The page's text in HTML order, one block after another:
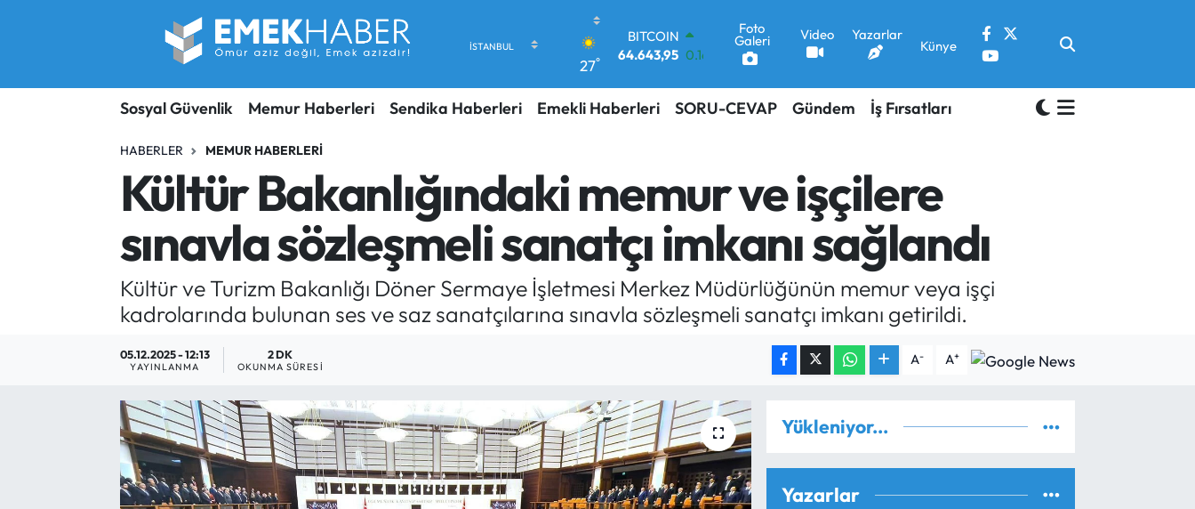
27°
DOLAR
47,6006 0.06
55,0250 0.02
STERLİN
BİST100
13.768
48
BITCOIN
64.643,95 0.16
Foto
Galeri Video Yazarlar
Künye
Sosyal Güvenlik Memur Haberleri Sendika Haberleri Emekli Haberleri SORU-CEVAP Gündem İş Fırsatları
HABERLER MEMUR HABERLERI
Kültür Bakanlığındaki memur ve işçilere
sınavla sözleşmeli sanatçı imkanı sağlandı
Kültür ve Turizm Bakanlığı Döner Sermaye İşletmesi Merkez Müdürlüğünün memur veya işçi
kadrolarında bulunan ses ve saz sanatçılarına sınavla sözleşmeli sanatçı imkanı getirildi.
05.12.2025 - 12:13
YAYINLANMA
2 DK
OKUNMA SÜRESI A- A+
Yükleniyor...
Yazarlar
SORU-CEVAP
Yargı Kararları
Araştırma-Rapor
Trafik Durumu
Süper Lig Puan Durumu ve Fikstür
Tüm Manşetler
Son Dakika Haberleri
Haber Arşivi